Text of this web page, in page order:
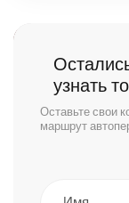
узнать
Оставьте свои
маршрут